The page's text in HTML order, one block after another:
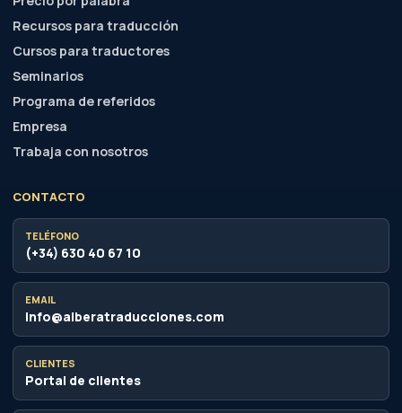
TELÉFONO
(+34) 630 40 67 10
EMAIL
CLIENTES
Portal de clientes
TRADUCTORES
Portal de traductores
TMS
Gestión de proyectos
MAPA PÚBLICO